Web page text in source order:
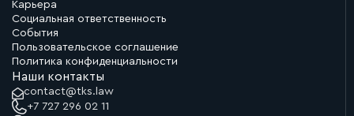
Карьера
Социальная ответственность
События
Пользовательское соглашение
Политика конфиденциальности
Наши контакты
contact@tks.law
+7 727 296 02 11